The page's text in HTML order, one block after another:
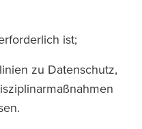
ist;
zu Datenschutz,